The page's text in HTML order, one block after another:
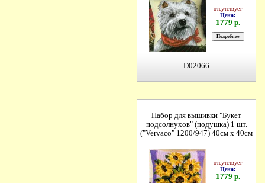
отсутствует
Цена:
1779 р.
D02066
Набор для вышивки "Букет
подсолнухов" (подушка) 1 шт.
("Vervaco" 1200/947) 40см х 40см
отсутствует
Цена:
1779 р.